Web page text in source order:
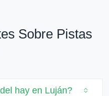
Sobre Pistas
hay en Luján?